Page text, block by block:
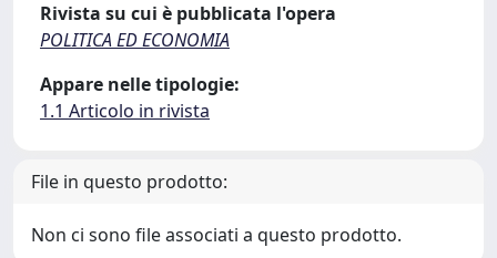
Rivista su cui è pubblicata l'opera
POLITICA ED ECONOMIA
Appare nelle tipologie:
1.1 Articolo in rivista
File in questo prodotto:
Non ci sono file associati a questo prodotto.